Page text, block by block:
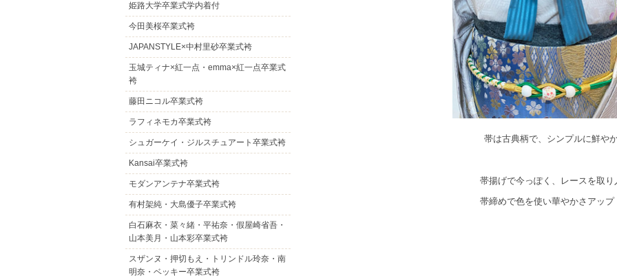
帯は古典柄で、シンプルに鮮や
帯揚げで今っぽく、レースを取り
帯締めで色を使い華やかさアップ
姫路大学卒業式学内着付
今田美桜卒業式袴
JAPANSTYLE×中村里砂卒業式袴
玉城ティナ×紅一点・emma×紅一点卒業式
袴
藤田ニコル卒業式袴
ラフィネモカ卒業式袴
シュガーケイ・ジルスチュアート卒業式袴
Kansai卒業式袴
モダンアンテナ卒業式袴
有村架純・大島優子卒業式袴
白石麻衣・菜々緒・平祐奈・假屋崎省吾・
山本美月・山本彩卒業式袴
スザンヌ・押切もえ・トリンドル玲奈・南
明奈・ベッキー卒業式袴